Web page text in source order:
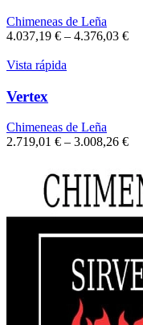
Chimeneas de Leña
4.037,19 € – 4.376,03 €
Vista rápida
Vertex
Chimeneas de Leña
2.719,01 € – 3.008,26 €